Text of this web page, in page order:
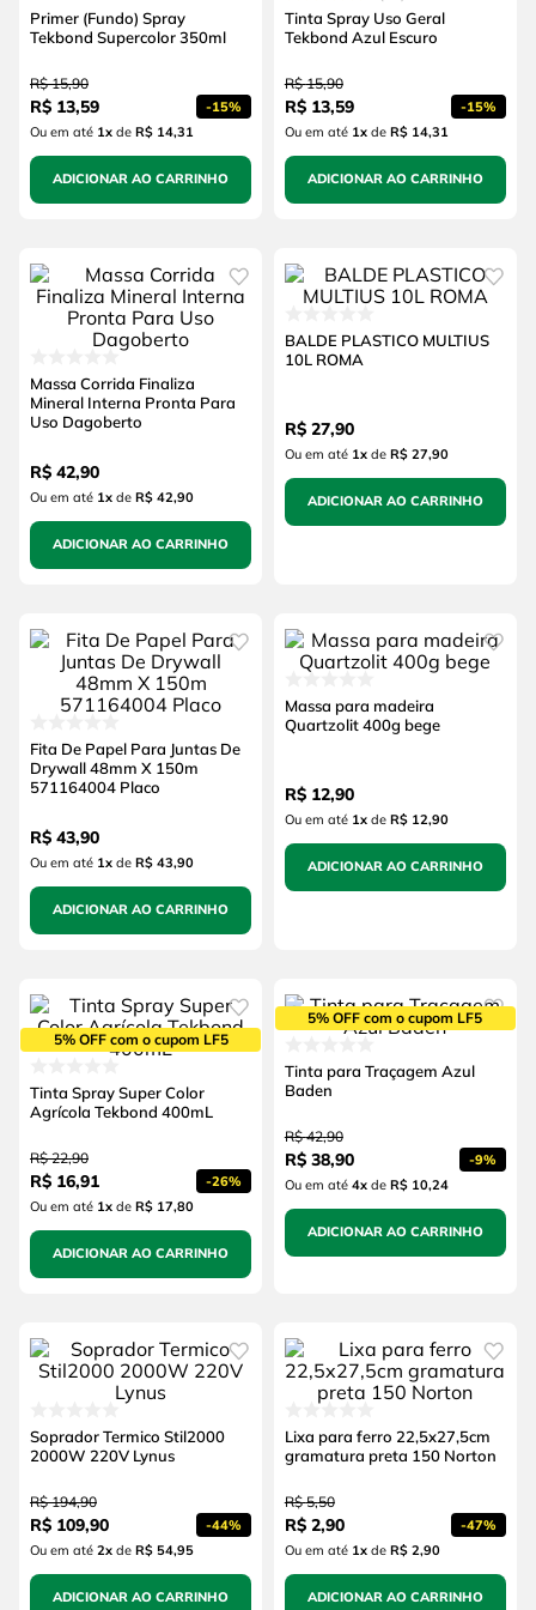
Primer (Fundo) Spray
Tekbond Supercolor 350ml
R$ 15,90
R$ 13,59 -15%
Ou em até 1xde R$ 14,31
ADICIONAR AO CARRINHO
Tinta Spray Uso Geral
Tekbond Azul Escuro
R$ 15,90
R$ 13,59 -15%
Ou em até 1xde R$ 14,31
ADICIONAR AO CARRINHO
Massa Corrida Finaliza
Mineral Interna Pronta Para
Uso Dagoberto
R$ 42,90
Ou em até 1xde R$ 42,90
ADICIONAR AO CARRINHO
BALDE PLASTICO MULTIUS
10L ROMA
R$ 27,90
Ou em até 1xde R$ 27,90
ADICIONAR AO CARRINHO
Fita De Papel Para Juntas De
Drywall 48mm X 150m
571164004 Placo
R$ 43,90
Ou em até 1xde R$ 43,90
ADICIONAR AO CARRINHO
Massa para madeira
Quartzolit 400g bege
R$ 12,90
Ou em até 1xde R$ 12,90
ADICIONAR AO CARRINHO
5% OFF com o cupom LF5
Tinta Spray Super Color
Agrícola Tekbond 400mL
R$ 22,90
R$ 16,91 -26%
Ou em até 1xde R$ 17,80
ADICIONAR AO CARRINHO
5% OFF com o cupom LF5
Tinta para Traçagem Azul
Baden
R$ 42,90
R$ 38,90 -9%
Ou em até 4xde R$ 10,24
ADICIONAR AO CARRINHO
Soprador Termico Stil2000
2000W 220V Lynus
R$ 194,90
R$ 109,90 -44%
Ou em até 2xde R$ 54,95
ADICIONAR AO CARRINHO
Lixa para ferro 22,5x27,5cm
gramatura preta 150 Norton
R$ 5,50
R$ 2,90 -47%
Ou em até 1xde R$ 2,90
ADICIONAR AO CARRINHO